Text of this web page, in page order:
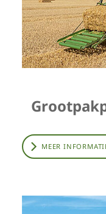
MEER